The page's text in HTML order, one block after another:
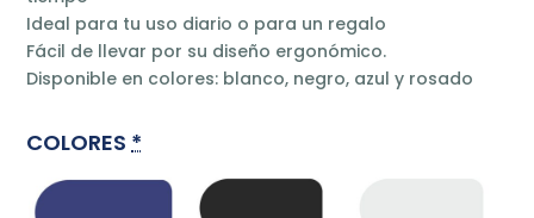
Ideal para tu uso diario o para un regalo
Fácil de llevar por su diseño ergonómico.
Disponible en colores: blanco, negro, azul y rosado
COLORES *